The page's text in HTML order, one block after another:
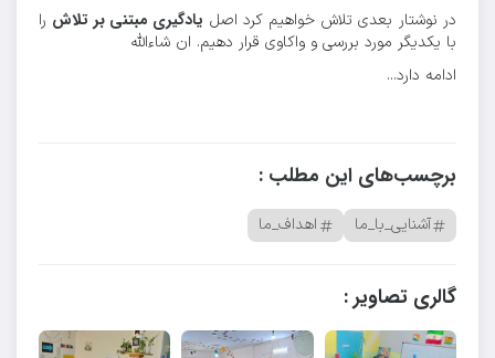
در نوشتار بعدی تلاش خواهیم کرد اصل یادگیری مبتنی بر تلاش را
با یکدیگر مورد بررسی و واکاوی قرار دهیم. ان شاءالله
ادامه دارد...
برچسب‌های این مطلب :
آشنایی_با_ما اهداف_ما
گالری تصاویر :